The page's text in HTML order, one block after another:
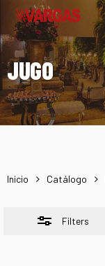
Skip
main
content
JUGO
Inicio Catálogo
Filters